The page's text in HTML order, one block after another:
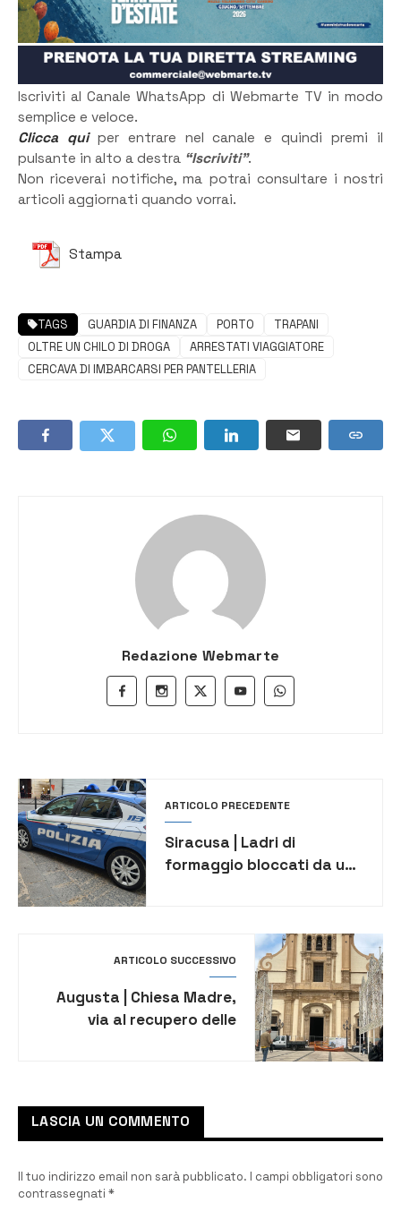
Iscriviti al Canale WhatsApp di Webmarte TV in modo
semplice e veloce.
Clicca quiper entrare nel canale e quindi premi il
pulsante in alto a destra “Iscriviti”.
Non riceverai notifiche, ma potrai consultare i nostri
articoli aggiornati quando vorrai.
Stampa
TAGS GUARDIA DI FINANZA PORTO
TRAPANI
OLTRE UN CHILO DI DROGA
ARRESTATI VIAGGIATORE
CERCAVA DI IMBARCARSI PER PANTELLERIA
Redazione Webmarte
ARTICOLO PRECEDENTE
Siracusa | Ladri di
formaggio bloccati da un
ARTICOLO SUCCESSIVO
Augusta | Chiesa Madre,
via al recupero delle
LASCIA UN COMMENTO
Il tuo indirizzo email non sarà pubblicato. I campi obbligatori sono
contrassegnati *